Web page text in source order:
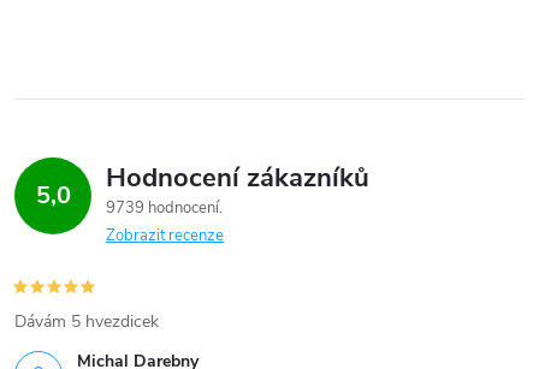
5,0 Hodnocení zákazníků
9739 hodnocení
Zobrazit recenze
Michal Darebny
Dávám 5 hvezdicek